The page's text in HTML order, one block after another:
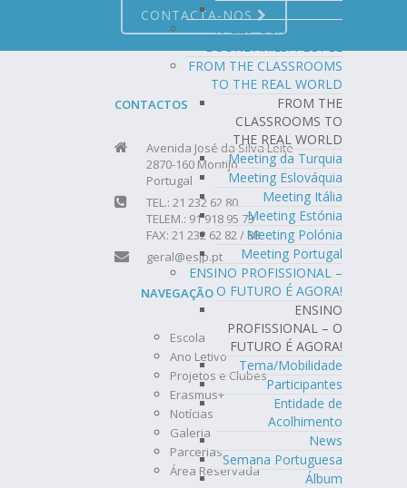
KA220- SCH BEYOND
BOUNDARIES: PEOPLE
FROM THE CLASSROOMS
TO THE REAL WORLD
FROM THE
CLASSROOMS TO
THE REAL WORLD
Meeting da Turquia
Meeting Eslováquia
Meeting Itália
Meeting Estónia
Meeting Polónia
Meeting Portugal
ENSINO PROFISSIONAL –
O FUTURO É AGORA!
ENSINO
PROFISSIONAL – O
FUTURO É AGORA!
Tema/Mobilidade
Participantes
Entidade de
Acolhimento
News
Semana Portuguesa
Álbum
CONTACTA-NOS
CONTACTOS
Avenida José da Silva Leite
2870-160 Montijo
Portugal
TEL.: 21 232 62 80
TELEM.: 91 918 95 73
FAX: 21 232 62 82 / 88
geral@esjp.pt
NAVEGAÇÃO
Escola
Ano Letivo
Projetos e Clubes
Erasmus+
Notícias
Galeria
Parcerias
Área Reservada